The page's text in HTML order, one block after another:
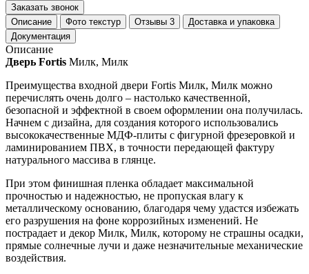
Заказать звонок
Описание
Фото текстур Отзывы 3
Доставка и упаковка
Документация
Описание
Дверь Fortis Милк, Милк
Преимущества входной двери Fortis Милк, Милк можно
перечислять очень долго – настолько качественной,
безопасной и эффектной в своем оформлении она получилась.
Начнем с дизайна, для создания которого использовались
высококачественные МДФ-плиты с фигурной фрезеровкой и
ламинированием ПВХ, в точности передающей фактуру
натурального массива в глянце.
При этом финишная пленка обладает максимальной
прочностью и надежностью, не пропуская влагу к
металлическому основанию, благодаря чему удастся избежать
его разрушения на фоне коррозийных изменений. Не
пострадает и декор Милк, Милк, которому не страшны осадки,
прямые солнечные лучи и даже незначительные механические
воздействия.